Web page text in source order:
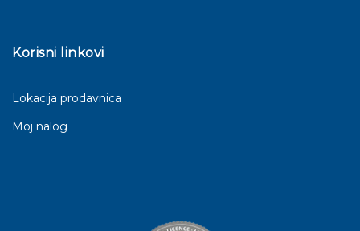
Korisni linkovi
Lokacija prodavnica
Moj nalog